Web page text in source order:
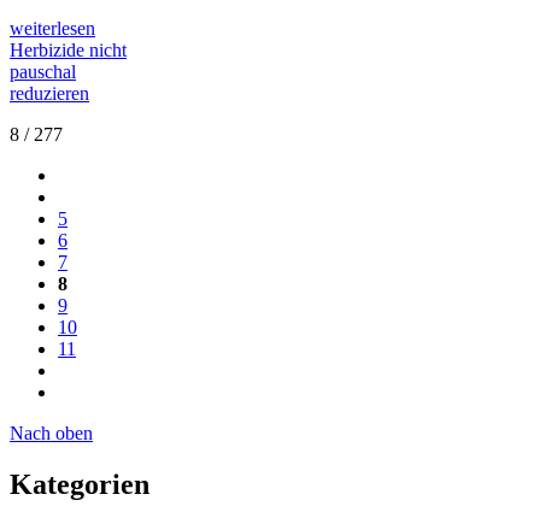
weiterlesen
Herbizide nicht
pauschal
reduzieren
8 / 277
5
6
7
8
9
10
11
Nach oben
Kategorien